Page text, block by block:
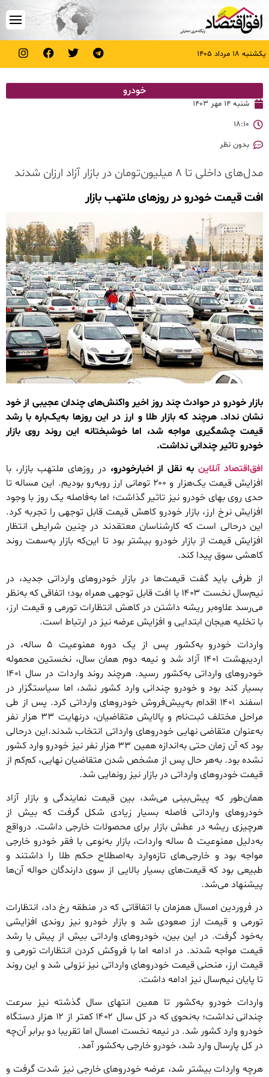
یکشنبه ۱۸ مرداد ۱۴۰۵
خودرو
شنبه ۱۴ مهر ۱۴۰۳
۱۸:۱۰
بدون نظر
مدل‌های داخلی تا ۸ میلیون‌تومان در بازار آزاد ارزان شدند
افت قیمت خودرو در روزهای ملتهب بازار
بازار خودرو در حوادث چند روز اخیر واکنش‌های چندان عجیبی از خود
نشان نداد. هرچند که بازار طلا و ارز در این روزها به‌یک‌باره با رشد
قیمت چشمگیری مواجه شد، اما خوشبختانه این روند روی بازار
خودرو تاثیر چندانی نداشت.
افق‌اقتصاد آنلاینبه نقل از اخبارخودرو، در روزهای ملتهب بازار، با
افزایش قیمت یک‌هزار و ۲۰۰ تومانی ارز روبه‌رو بودیم. این مساله تا
حدی روی بهای خودرو نیز تاثیر گذاشت؛ اما به‌فاصله یک روز با وجود
افزایش نرخ ارز، بازار خودرو کاهش قیمت قابل توجهی را تجربه کرد.
این درحالی است که کارشناسان معتقدند در چنین شرایطی انتظار
افزایش قیمت از بازار خودرو بیشتر بود تا این‌که بازار به‌سمت روند
کاهشی سوق پیدا کند.
از طرفی باید گفت قیمت‌ها در بازار خودروهای وارداتی جدید، در
نیم‌سال نخست ۱۴۰۳ با افت قابل‌ توجهی همراه بود؛ اتفاقی که به‌نظر
می‌رسد علاوه‌بر ریشه داشتن در کاهش انتظارات تورمی و قیمت ارز،
با تخلیه هیجان ابتدایی و افزایش عرضه نیز در ارتباط است.
واردات خودرو به‌کشور پس از یک دوره ممنوعیت ۵ ‌ساله، در
اردیبهشت ۱۴۰۱ آزاد شد و نیمه دوم همان سال، نخستین محموله
خودروهای وارداتی به‌کشور رسید. هرچند روند واردات در سال ۱۴۰۱
بسیار کند بود و خودرو چندانی وارد کشور نشد، اما سیاستگزار در
اسفند ۱۴۰۱ اقدام به‌پیش‌فروش خودروهای وارداتی کرد. پس از طی
مراحل مختلف ثبت‌نام و پالایش متقاضیان، درنهایت ۳۳ هزار نفر
به‌عنوان متقاضی نهایی خودروهای وارداتی انتخاب شدند.این درحالی
بود که آن زمان حتی به‌اندازه همین ۳۳ هزار نفر نیز خودرو وارد کشور
نشده بود. به‌هر حال پس از مشخص شدن متقاضیان نهایی، کم‌کم از
قیمت خودروهای وارداتی در بازار نیز رونمایی شد.
همان‌طور که پیش‌بینی می‌شد، بین قیمت نمایندگی و بازار آزاد
خودروهای وارداتی فاصله بسیار زیادی شکل گرفت که بیش از
هرچیزی ریشه در عطش بازار برای محصولات خارجی داشت. درواقع
به‌دلیل ممنوعیت ۵ ‌ساله واردات، بازار به‌نوعی با فقر خودرو خارجی
مواجه بود و خارجی‌های تازه‌وارد به‌اصطلاح حکم طلا را داشتند و
طبیعی بود که قیمت‌های بسیار بالایی از سوی دارندگان حواله آن‌ها
پیشنهاد می‌شد.
در فروردین امسال همزمان با اتفاقاتی که در منطقه رخ داد، انتظارات
تورمی و قیمت ارز صعودی شد و بازار خودرو نیز روندی افزایشی
به‌خود گرفت. در این بین، خودروهای وارداتی بیش از پیش با رشد
قیمت مواجه شدند. در ادامه اما با فروکش کردن انتظارات تورمی و
قیمت ارز، منحنی قیمت خودروهای وارداتی نیز نزولی شد و این روند
تا پایان نیم‌سال نیز ادامه داشت.
واردات خودرو به‌کشور تا همین انتهای سال گذشته نیز سرعت
چندانی نداشت؛ به‌نحوی که در کل سال ۱۴۰۲ کمتر از ۱۲ هزار دستگاه
خودرو وارد کشور شد. در نیمه نخست امسال اما تقریبا دو برابر آن‌چه
در کل پارسال وارد شد، خودرو خارجی به‌کشور آمد.
هرچه واردات بیشتر شد، عرضه خودروهای خارجی نیز شدت گرفت و